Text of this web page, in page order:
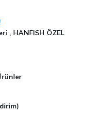
, HANFISH ÖZEL